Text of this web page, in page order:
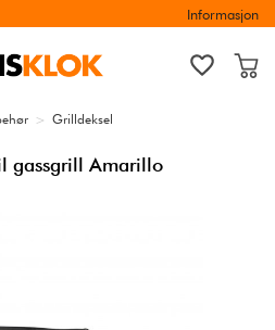
Informasjon
> Grilldeksel
gassgrill Amarillo